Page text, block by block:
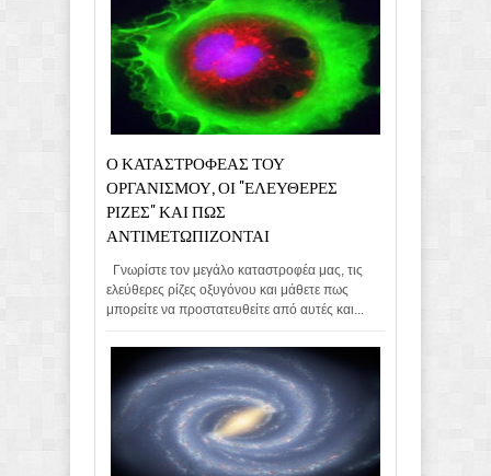
Ο ΚΑΤΑΣΤΡΟΦΕΑΣ ΤΟΥ
ΟΡΓΑΝΙΣΜΟΥ, ΟΙ "ΕΛΕΥΘΕΡΕΣ
ΡΙΖΕΣ" ΚΑΙ ΠΩΣ
ΑΝΤΙΜΕΤΩΠΙΖΟΝΤΑΙ
Γνωρίστε τον μεγάλο καταστροφέα μας, τις
ελεύθερες ρίζες οξυγόνου και μάθετε πως
μπορείτε να προστατευθείτε από αυτές και...